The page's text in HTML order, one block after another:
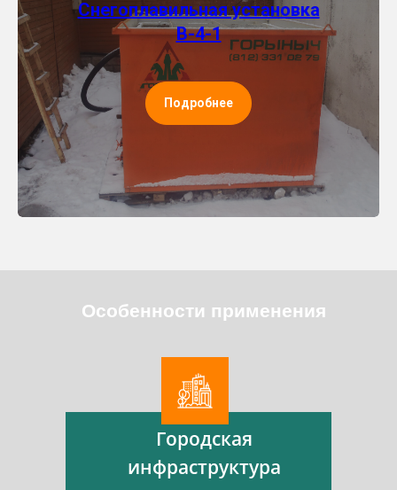
Снегоплавильная установка
В-4-1
Подробнее
Особенности применения
Городская
инфраструктура